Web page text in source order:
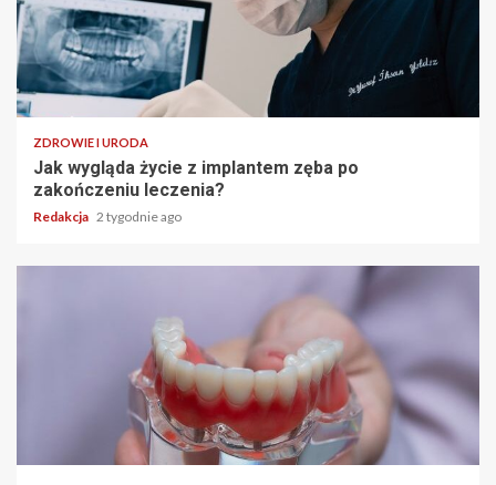
ZDROWIE I URODA
Jak wygląda życie z implantem zęba po
zakończeniu leczenia?
Redakcja 2 tygodnie ago